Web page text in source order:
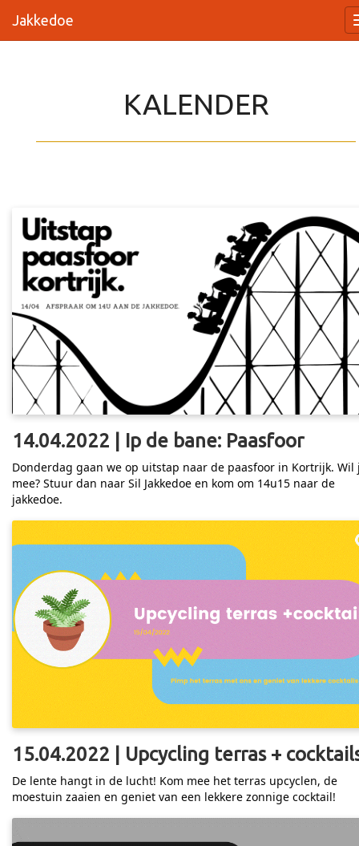
Jakkedoe
KALENDER
14.04.2022 | Ip de bane: Paasfoor
Donderdag gaan we op uitstap naar de paasfoor in Kortrijk. Wil
mee? Stuur dan naar Sil Jakkedoe en kom om 14u15 naar de
jakkedoe.
15.04.2022 | Upcycling terras +
De lente hangt in de lucht! Kom mee het terras upcyclen, de
moestuin zaaien en geniet van een lekkere zonnige cocktail!